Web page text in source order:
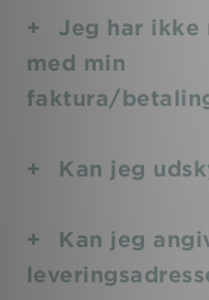
Jeg har ikke
med min
faktura/
Kan jeg
Kan jeg